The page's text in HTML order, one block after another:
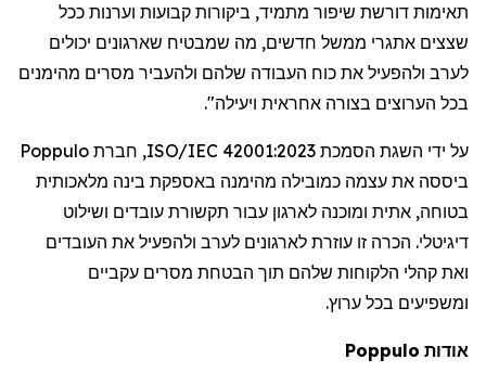
תאימות דורשת שיפור מתמיד, ביקורות קבועות וערנות ככל
שצצים אתגרי ממשל חדשים, מה שמבטיח שארגונים יכולים
לערב ולהפעיל את כוח העבודה שלהם ולהעביר מסרים מהימנים
בכל הערוצים בצורה אחראית ויעילה".
על ידי השגת הסמכת חברת Poppulo
ביססה את עצמה כמובילה מהימנה באספקת בינה מלאכותית
בטוחה, אתית ומוכנה לארגון עבור תקשורת עובדים ושילוט
דיגיטלי. הכרה זו עוזרת לארגונים לערב ולהפעיל את העובדים
ואת קהלי הלקוחות שלהם תוך הבטחת מסרים עקביים
ומשפיעים בכל ערוץ.
אודות Poppulo